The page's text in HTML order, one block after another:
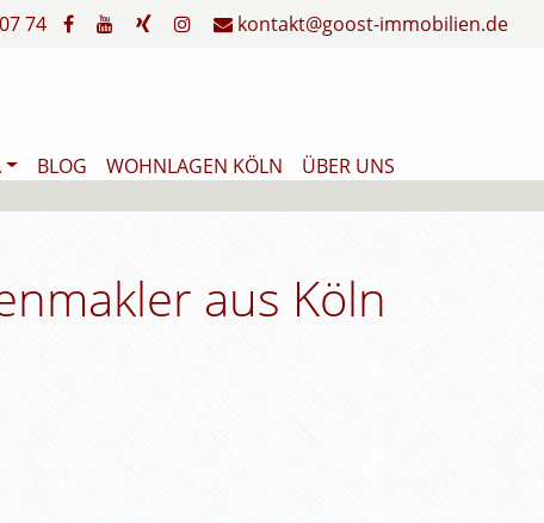
74 kontakt@goost-immobilien.de
BLOG WOHNLAGEN KÖLN ÜBER UNS
aus Köln